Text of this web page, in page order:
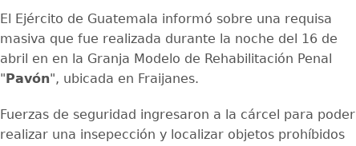
El Ejército de Guatemala informó sobre una requisa
masiva que fue realizada durante la noche del 16 de
abril en en la Granja Modelo de Rehabilitación Penal
"Pavón", ubicada en Fraijanes.
Fuerzas de seguridad ingresaron a la cárcel para poder
realizar una insepección y localizar objetos prohíbidos